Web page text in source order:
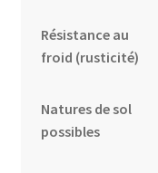
Résistance au
froid (rusticité)
Natures de sol
possibles